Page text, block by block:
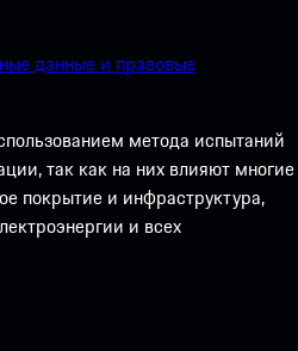
данные и правовые
метода испытаний
так как на них влияют многие
покрытие и инфраструктура,
и всех